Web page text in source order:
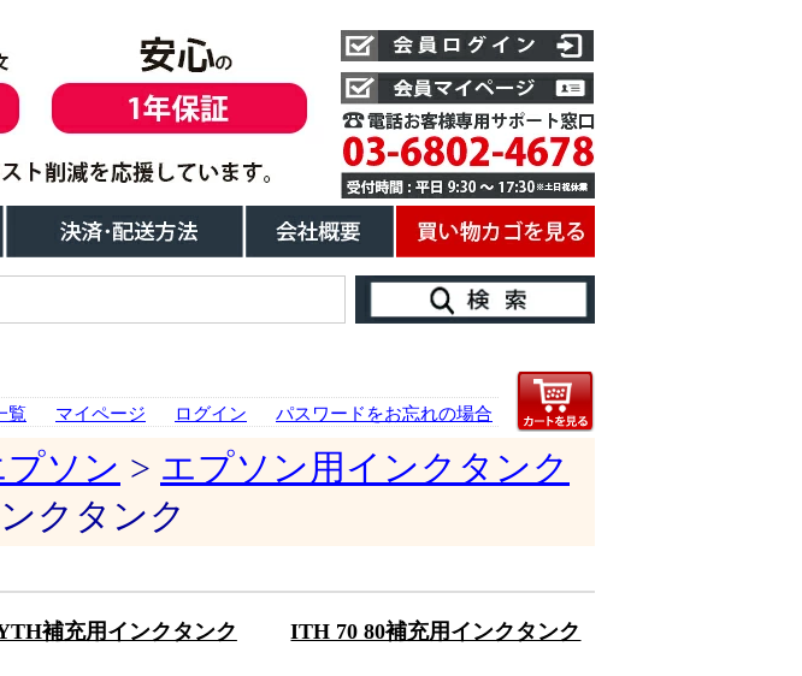
覧 マイページ ログイン パスワードをお忘れの場合
プソン > エプソン用インクタンク
クタンク
補充用インクタンク ITH 70 80補充用インクタンク